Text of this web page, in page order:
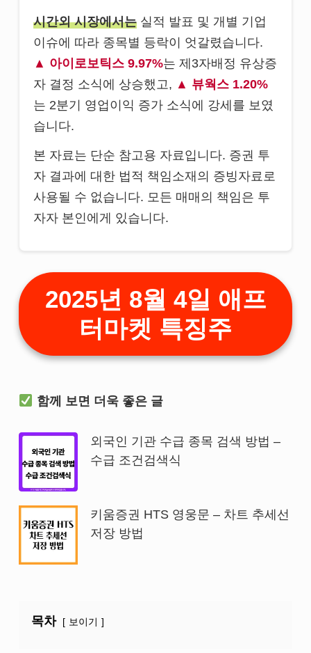
시간외 시장에서는 실적 발표 및 개별 기업
이슈에 따라 종목별 등락이 엇갈렸습니다.
아이로보틱스 9.97%는 제3자배정 유상증
자 결정 소식에 상승했고,
뷰웍스 1.20%
는 2분기 영업이익 증가 소식에 강세를 보였
습니다.
본 자료는 단순 참고용 자료입니다. 증권 투
자 결과에 대한 법적 책임소재의 증빙자료로
사용될 수 없습니다. 모든 매매의 책임은 투
자자 본인에게 있습니다.
2025년 8월 4일 애프
터마켓 특징주
함께 보면 더욱 좋은 글
외국인 기관 수급 종목 검색 방법 –
수급 조건검색식
키움증권 HTS 영웅문 – 차트 추세선
저장 방법
목차 보이기